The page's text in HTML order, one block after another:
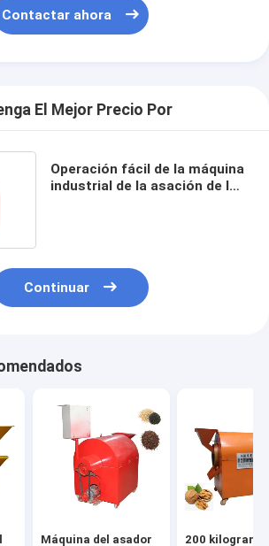
Contactar ahora
El Mejor Precio Por
Operación fácil de la máquina
industrial de la asación de la
Continuar
Máquina del asador 200